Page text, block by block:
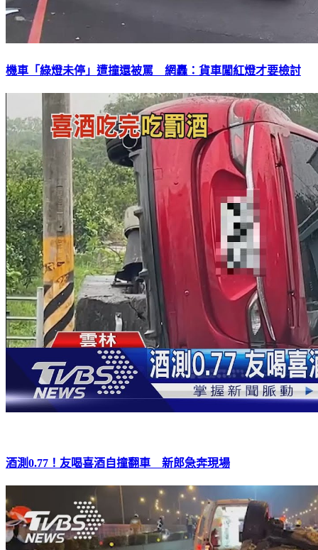
機車「綠燈未停」遭撞還被罵 網轟：貨車闖紅燈才要檢討
酒測0.77！友喝喜酒自撞翻車 新郎急奔現場